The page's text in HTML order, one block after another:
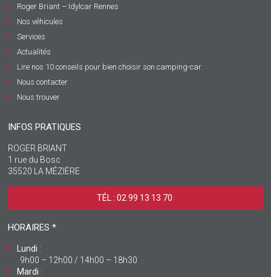
Roger Briant – Idylcar Rennes
Nos véhicules
Services
Actualités
Lire nos 10 conseils pour bien choisir son camping-car
Nous contacter
Nous trouver
INFOS PRATIQUES
ROGER BRIANT
1 rue du Bosc
35520 LA MÉZIÈRE
TÉL : 02 99 13 13 70 ‎
HORAIRES *
Lundi :
9h00 – 12h00 / 14h00 – 18h30
Mardi :